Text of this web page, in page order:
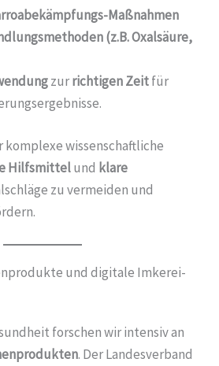
Maßnahmen
(z.B. Oxalsäure,
zurrichtigen Zeitfür
komplexe wissenschaftliche
Hilfsmittelund klare
zu vermeiden und
und digitale Imkerei-
forschen wir intensiv an
. Der Landesverband